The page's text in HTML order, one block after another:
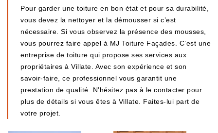
Pour garder une toiture en bon état et pour sa durabilité,
vous devez la nettoyer et la démousser si c’est
nécessaire. Si vous observez la présence des mousses,
vous pourrez faire appel à MJ Toiture Façades. C’est une
entreprise de toiture qui propose ses services aux
propriétaires à Villate. Avec son expérience et son
savoir-faire, ce professionnel vous garantit une
prestation de qualité. N’hésitez pas à le contacter pour
plus de détails si vous êtes à Villate. Faites-lui part de
votre projet.